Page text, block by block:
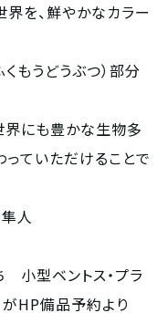
界を、鮮やかなカラー
もうどうぶつ）部分
界にも豊かな生物多
ていただけることで
人
小型ベントス・プラ
HP備品予約より